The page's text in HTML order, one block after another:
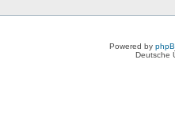
Powered by
Deutsche